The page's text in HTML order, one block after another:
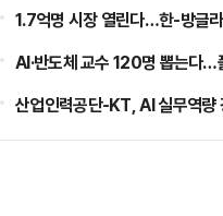
1.7억명 시장 열린다…한-방글
AI·반도체 교수 120명 뽑는다…
산업인력공단-KT, AI 실무역